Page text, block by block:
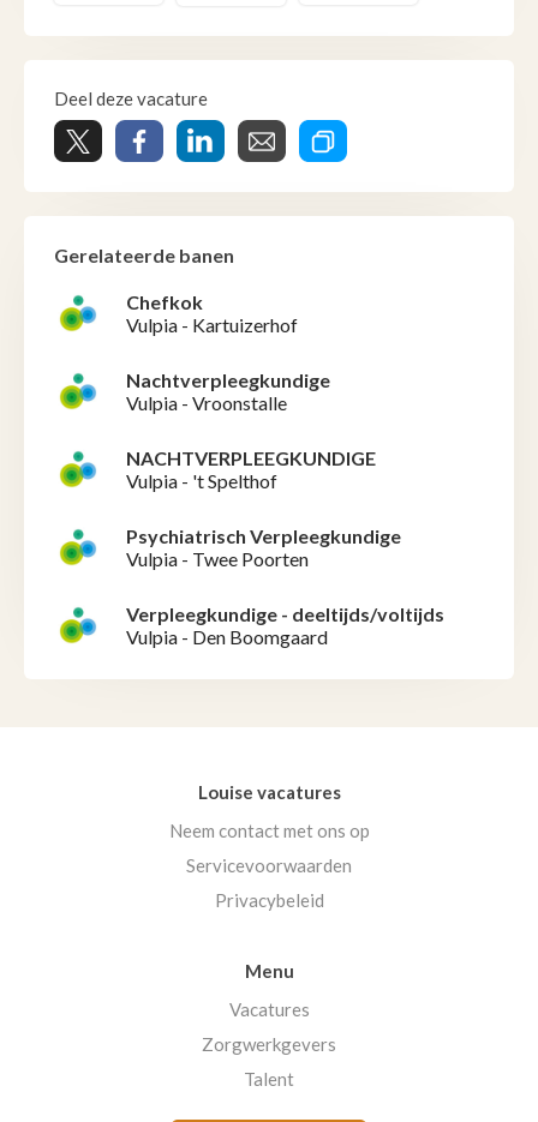
Deel deze vacature
Gerelateerde banen
Chefkok
Vulpia - Kartuizerhof
Nachtverpleegkundige
Vulpia - Vroonstalle
NACHTVERPLEEGKUNDIGE
Vulpia - 't Spelthof
Psychiatrisch Verpleegkundige
Vulpia - Twee Poorten
Verpleegkundige - deeltijds/voltijds
Vulpia - Den Boomgaard
Louise vacatures
Neem contact met ons op
Servicevoorwaarden
Privacybeleid
Menu
Vacatures
Zorgwerkgevers
Talent